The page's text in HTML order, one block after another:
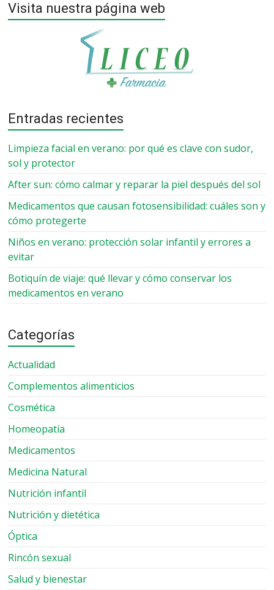
Visita nuestra página web
Entradas recientes
Limpieza facial en verano: por qué es clave con sudor,
sol y protector
After sun: cómo calmar y reparar la piel después del sol
Medicamentos que causan fotosensibilidad: cuáles son y
cómo protegerte
Niños en verano: protección solar infantil y errores a
evitar
Botiquín de viaje: qué llevar y cómo conservar los
medicamentos en verano
Categorías
Actualidad
Complementos alimenticios
Cosmética
Homeopatía
Medicamentos
Medicina Natural
Nutrición infantil
Nutrición y dietética
Óptica
Rincón sexual
Salud y bienestar